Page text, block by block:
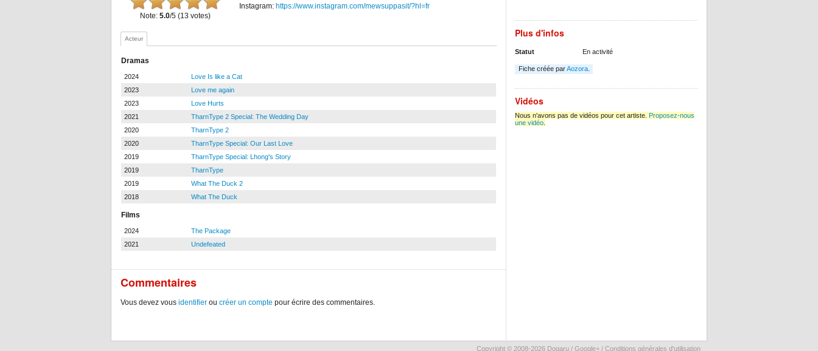
Note: 5.0/5 (13 votes)
Instagram: https://www.instagram.com/mewsuppasit/?hl=fr
Acteur
Dramas
2024
Love Is like a Cat
2023
Love me again
2023
Love Hurts
2021
TharnType 2 Special: The Wedding Day
2020
TharnType 2
2020
TharnType Special: Our Last Love
2019
TharnType Special: Lhong's Story
2019
TharnType
2019
What The Duck 2
2018
What The Duck
Films
2024
The Package
2021
Undefeated
Commentaires
Vous devez vous identifier ou créer un compte pour écrire des commentaires.
Plus d'infos
Statut En activité
Fiche créée parAozora.
Vidéos
Nous n'avons pas de vidéos pour cet artiste. Proposez-nous
une vidéo
Copyright © 2008-2026 Dogaru / Google+ / Conditions générales d'utilisation